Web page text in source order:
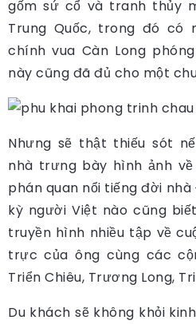
gốm sứ cổ và tranh thủy
Trung Quốc, trong đó
chính vua Càn Long
này cũng đã đủ cho một
Nhưng sẽ thật thiếu sót
nhà trưng bày hình ảnh về
phán quan nổi tiếng đời
kỳ người Việt nào cũng
truyền hình nhiều tập về
trực của ông cùng các
Triển Chiêu, Trương Long,
Du khách sẽ không khỏi